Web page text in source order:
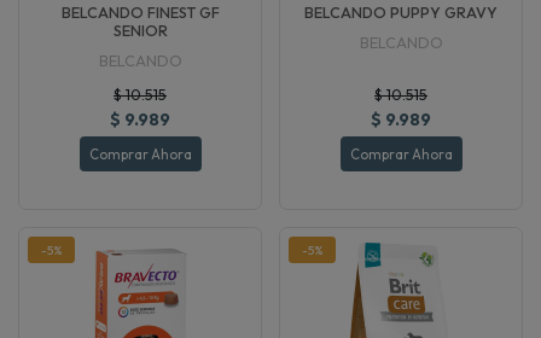
BELCANDO FINEST GF
SENIOR
BELCANDO
$ 10.515
$ 9.989
Comprar Ahora
BELCANDO PUPPY GRAVY
BELCANDO
$ 10.515
$ 9.989
Comprar Ahora
-5% -5%